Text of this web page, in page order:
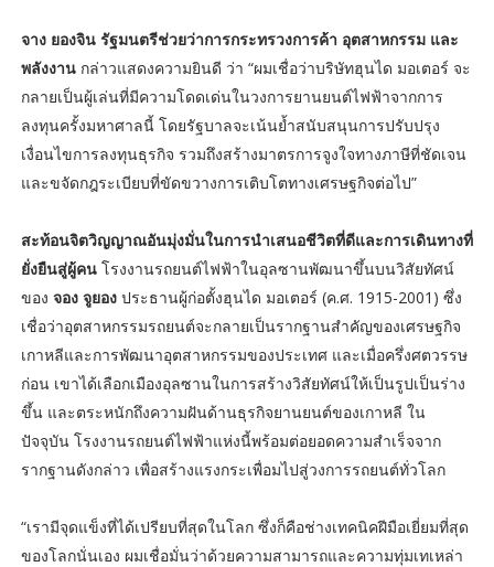
จาง ยองจิน รัฐมนตรีช่วยว่าการกระทรวงการค้า อุตสาหกรรม และ
พลังงานกล่าวแสดงความยินดี ว่า “ผมเชื่อว่าบริษัทฮุนได มอเตอร์ จะ
กลายเป็นผู้เล่นที่มีความโดดเด่นในวงการยานยนต์ไฟฟ้าจากการ
ลงทุนครั้งมหาศาลนี้ โดยรัฐบาลจะเน้นย้ำสนับสนุนการปรับปรุง
เงื่อนไขการลงทุนธุรกิจ รวมถึงสร้างมาตรการจูงใจทางภาษีที่ชัดเจน
และขจัดกฎระเบียบที่ขัดขวางการเติบโตทางเศรษฐกิจต่อไป”
สะท้อนจิตวิญญาณอันมุ่งมั่นในการนำเสนอชีวิตที่ดีและการเดินทางที่
ยั่งยืนสู่ผู้คน โรงงานรถยนต์ไฟฟ้าในอุลซานพัฒนาขึ้นบนวิสัยทัศน์
ของ จอง จูยอง ประธานผู้ก่อตั้งฮุนได มอเตอร์ (ค.ศ. 1915-2001) ซึ่ง
เชื่อว่าอุตสาหกรรมรถยนต์จะกลายเป็นรากฐานสำคัญของเศรษฐกิจ
เกาหลีและการพัฒนาอุตสาหกรรมของประเทศ และเมื่อครึ่งศตวรรษ
ก่อน เขาได้เลือกเมืองอุลซานในการสร้างวิสัยทัศน์ให้เป็นรูปเป็นร่าง
ขึ้น และตระหนักถึงความฝันด้านธุรกิจยานยนต์ของเกาหลี ใน
ปัจจุบัน โรงงานรถยนต์ไฟฟ้าแห่งนี้พร้อมต่อยอดความสำเร็จจาก
รากฐานดังกล่าว เพื่อสร้างแรงกระเพื่อมไปสู่วงการรถยนต์ทั่วโลก
“เรามีจุดแข็งที่ได้เปรียบที่สุดในโลก ซึ่งก็คือช่างเทคนิคฝีมือเยี่ยมที่สุด
ของโลกนั่นเอง ผมเชื่อมั่นว่าด้วยความสามารถและความทุ่มเทเหล่า